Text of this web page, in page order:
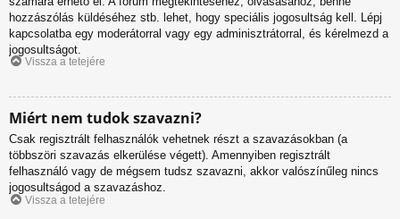
hozzászólás küldéséhez stb. lehet, hogy speciális jogosultság kell. Lépj
kapcsolatba egy moderátorral vagy egy adminisztrátorral, és kérelmezd a
jogosultságot.
Vissza a tetejére
Miért nem tudok szavazni?
Csak regisztrált felhasználók vehetnek részt a szavazásokban (a
többszöri szavazás elkerülése végett). Amennyiben regisztrált
felhasználó vagy de mégsem tudsz szavazni, akkor valószínűleg nincs
jogosultságod a szavazáshoz.
Vissza a tetejére